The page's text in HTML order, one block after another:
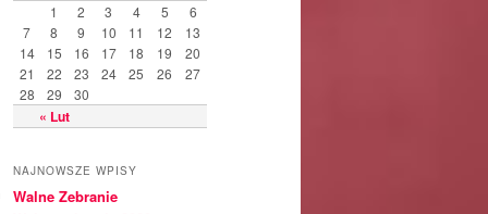
« Lut
1 2 3 4 5
6
7
8 9 10 11 12
13
14
15 16 17 18 19
20
21
22 23 24 25 26
27
28
29 30
NAJNOWSZE WPISY
Walne Zebranie